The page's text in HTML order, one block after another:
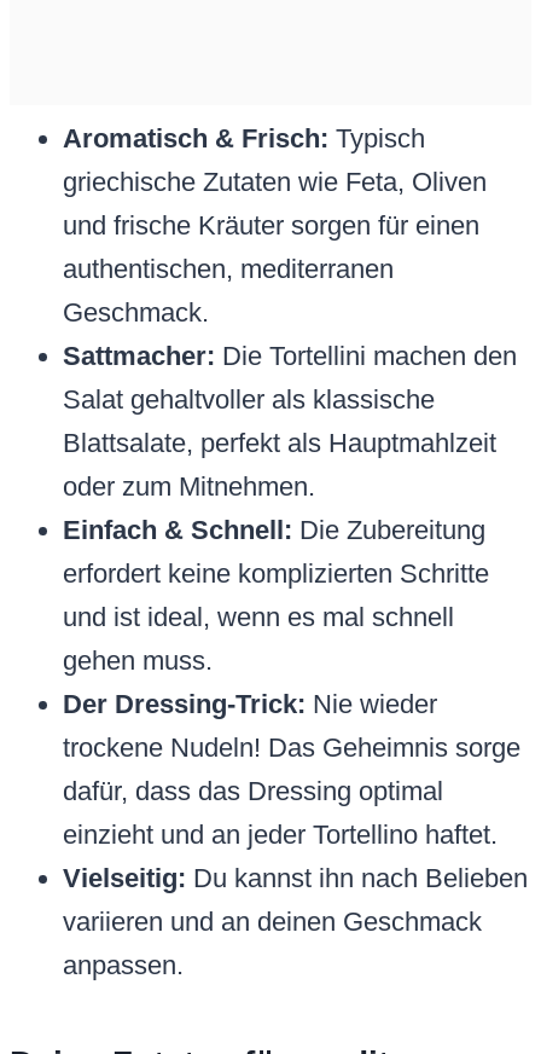
Aromatisch & Frisch: Typisch
griechische Zutaten wie Feta, Oliven
und frische Kräuter sorgen für einen
authentischen, mediterranen
Geschmack.
Sattmacher: Die Tortellini machen den
Salat gehaltvoller als klassische
Blattsalate, perfekt als Hauptmahlzeit
oder zum Mitnehmen.
Einfach & Schnell: Die Zubereitung
erfordert keine komplizierten Schritte
und ist ideal, wenn es mal schnell
gehen muss.
Der Dressing-Trick: Nie wieder
trockene Nudeln! Das Geheimnis sorge
dafür, dass das Dressing optimal
einzieht und an jeder Tortellino haftet.
Vielseitig: Du kannst ihn nach Belieben
variieren und an deinen Geschmack
anpassen.